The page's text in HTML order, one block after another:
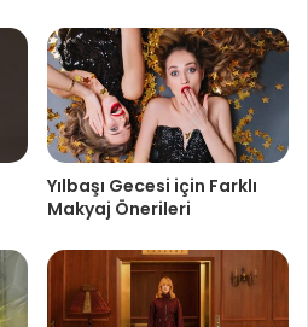
Yılbaşı Gecesi için Farklı
Makyaj Önerileri